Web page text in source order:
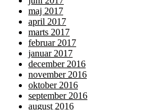
maj 2017
april 2017
marts 2017
februar 2017
januar 2017
december 2016
november 2016
oktober 2016
september 2016
august 2016